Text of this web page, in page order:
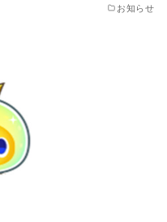
お知らせ